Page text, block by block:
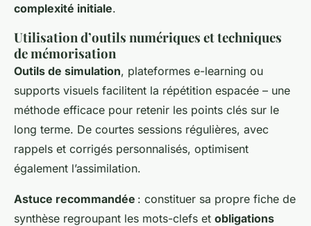
complexité initiale.
Utilisation d’outils numériques et techniques
de mémorisation
Outils de simulation, plateformes e-learning ou
supports visuels facilitent la répétition espacée – une
méthode efficace pour retenir les points clés sur le
long terme. De courtes sessions régulières, avec
rappels et corrigés personnalisés, optimisent
également l’assimilation.
Astuce recommandée : constituer sa propre fiche de
synthèse regroupant les mots-clefs et obligations